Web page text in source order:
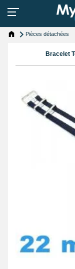
Pièces détachées
Bracelet